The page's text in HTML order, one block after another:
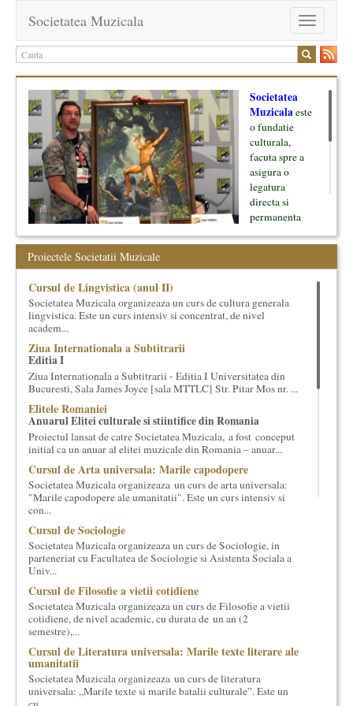
Toggle
navigation
Societatea Muzicala
Societatea
Muzicalaeste
o fundatie
culturala,
facuta spre a
asigura o
legatura
directa si
permanenta
oamenii ei, pe
inceput cu muzica clasica - si de aici numele -, insa acum
dezvoltam proiecte si in alte domenii ale culturii.
Facem management cultural, dezvoltam si administram proiecte
proprii sau preluate, modele si sisteme de finantare, marketing
cultural si consultanta. Organizam concursuri, concerte si
evenimente culturale, private sau publice, tinem cursuri de
cultura generala muzicala, teatrala, filosofica si de alte feluri.
Cuvinte in plus despre proiect, despre cei care il administreaza si
cei care il finantateaza sunt in rubricile de mai jos.
Proiectele Societatii Muzicale
Cursul de Lingvistica (anul II)
Societatea Muzicala organizeaza un curs de cultura generala
lingvistica. Este un curs intensiv si concentrat, de nivel
academ...
Ziua Internationala a Subtitrarii
Editia I
Ziua Internationala a Subtitrarii - Editia I Universitatea din
Bucuresti, Sala James Joyce [sala MTTLC] Str. Pitar Mos nr. ...
Elitele Romaniei
Anuarul Elitei culturale si stiintifice din Romania
Proiectul lansat de catre Societatea Muzicala, a fost conceput
initial ca un anuar al elitei muzicale din Romania – anuar...
Cursul de Arta universala: Marile capodopere
Societatea Muzicala organizeaza un curs de arta universala:
"Marile capodopere ale umanitatii". Este un curs intensiv si
con...
Cursul de Sociologie
Societatea Muzicala organizeaza un curs de Sociologie, in
parteneriat cu Facultatea de Sociologie si Asistenta Sociala a
Univ...
Cursul de Filosofie a vietii cotidiene
Societatea Muzicala organizeaza un curs de Filosofie a vietii
cotidiene, de nivel academic, cu durata de un an (2
semestre),...
Cursul de Literatura universala: Marile texte literare ale
umanitatii
Societatea Muzicala organizeaza un curs de literatura
universala: „Marile texte si marile batalii culturale”. Este un